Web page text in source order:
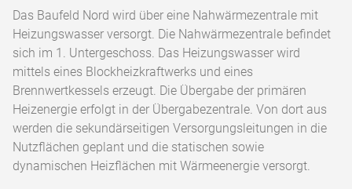
Das Baufeld Nord wird über eine Nahwärmezentrale mit
Heizungswasser versorgt. Die Nahwärmezentrale befindet
sich im 1. Untergeschoss. Das Heizungswasser wird
mittels eines Blockheizkraftwerks und eines
Brennwertkessels erzeugt. Die Übergabe der primären
Heizenergie erfolgt in der Übergabezentrale. Von dort aus
werden die sekundärseitigen Versorgungsleitungen in die
Nutzflächen geplant und die statischen sowie
dynamischen Heizflächen mit Wärmeenergie versorgt.